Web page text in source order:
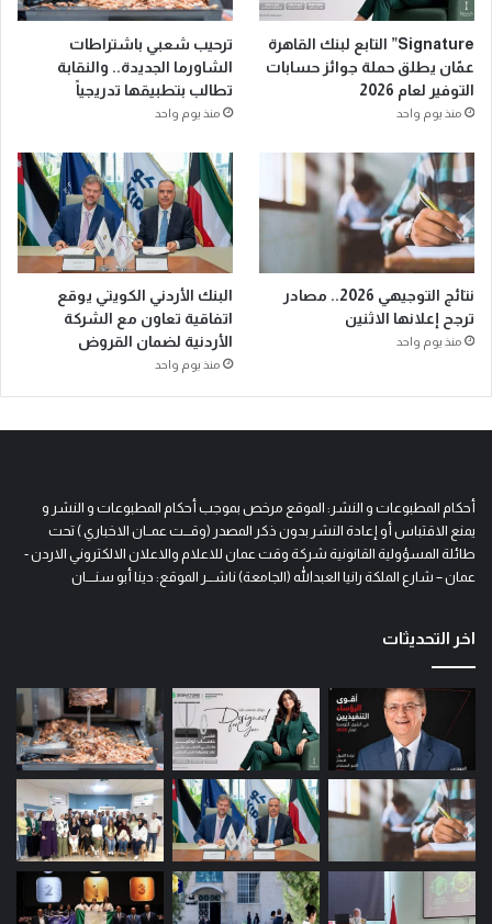
© حقوق النشر 2026، جميع الحقوق محفوظة | وقت عمان الإخباري تم التطوير
بواسطة الدعم المضاعف للتقنية
الرئيسية فريق العمل تقنية